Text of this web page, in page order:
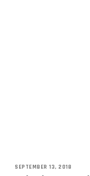
SEPTEMBER 13, 2018